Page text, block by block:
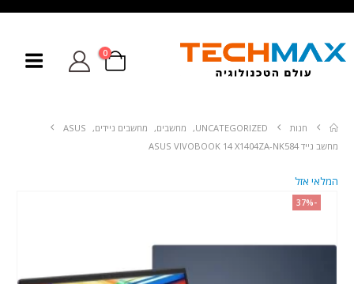
0
חנות UNCATEGORIZED
, מחשבים, מחשבים ניידים,
ASUS
מחשב נייד ASUS VIVOBOOK 14 X1404ZA-NK584
-37%
המלאי אזל